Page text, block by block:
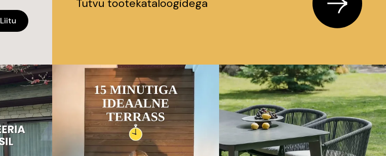
Tutvu tootekataloogidega